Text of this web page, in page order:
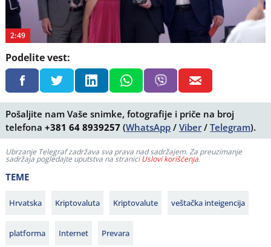
Video
2:49
Podelite vest:
Pošaljite nam Vaše snimke, fotografije i priče na broj
telefona+381 64 8939257 (WhatsApp /Viber/Telegram).
Ubrzanje Telegraf zadržava sva prava nad sadržajem. Za preuzimanje
sadržaja pogledajte uputstva na straniciUslovi korišćenja.
TEME
Hrvatska Kriptovaluta Kriptovalute veštačka inteigencija
platforma Internet Prevara